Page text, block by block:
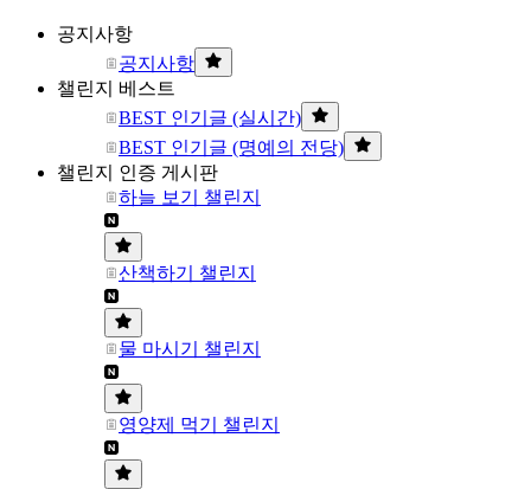
공지사항
공지사항
챌린지 베스트
BEST 인기글 (실시간)
BEST 인기글 (명예의 전당)
챌린지 인증 게시판
하늘 보기 챌린지
산책하기 챌린지
물 마시기 챌린지
영양제 먹기 챌린지